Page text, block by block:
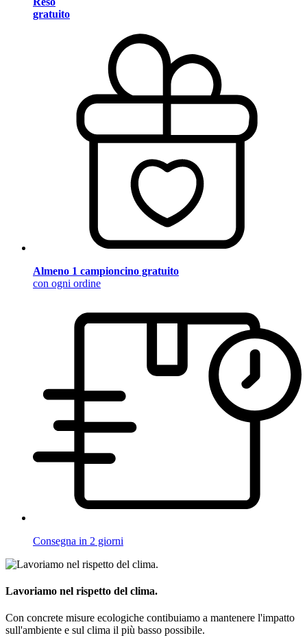
gratuito
Almeno 1 campioncino gratuito
con ogni ordine
Consegna in 2 giorni
Lavoriamo nel rispetto del clima.
Con concrete misure ecologiche contibuiamo a mantenere l'impatto
sull'ambiente e sul clima il più basso possibile.